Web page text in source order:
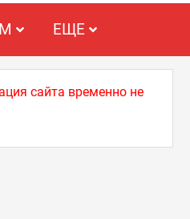
ЕЩЕ
сайта временно не